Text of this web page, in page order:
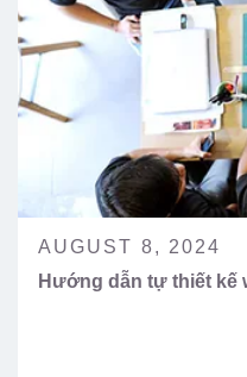
AUGUST 8, 2024
Hướng dẫn tự thiết kế